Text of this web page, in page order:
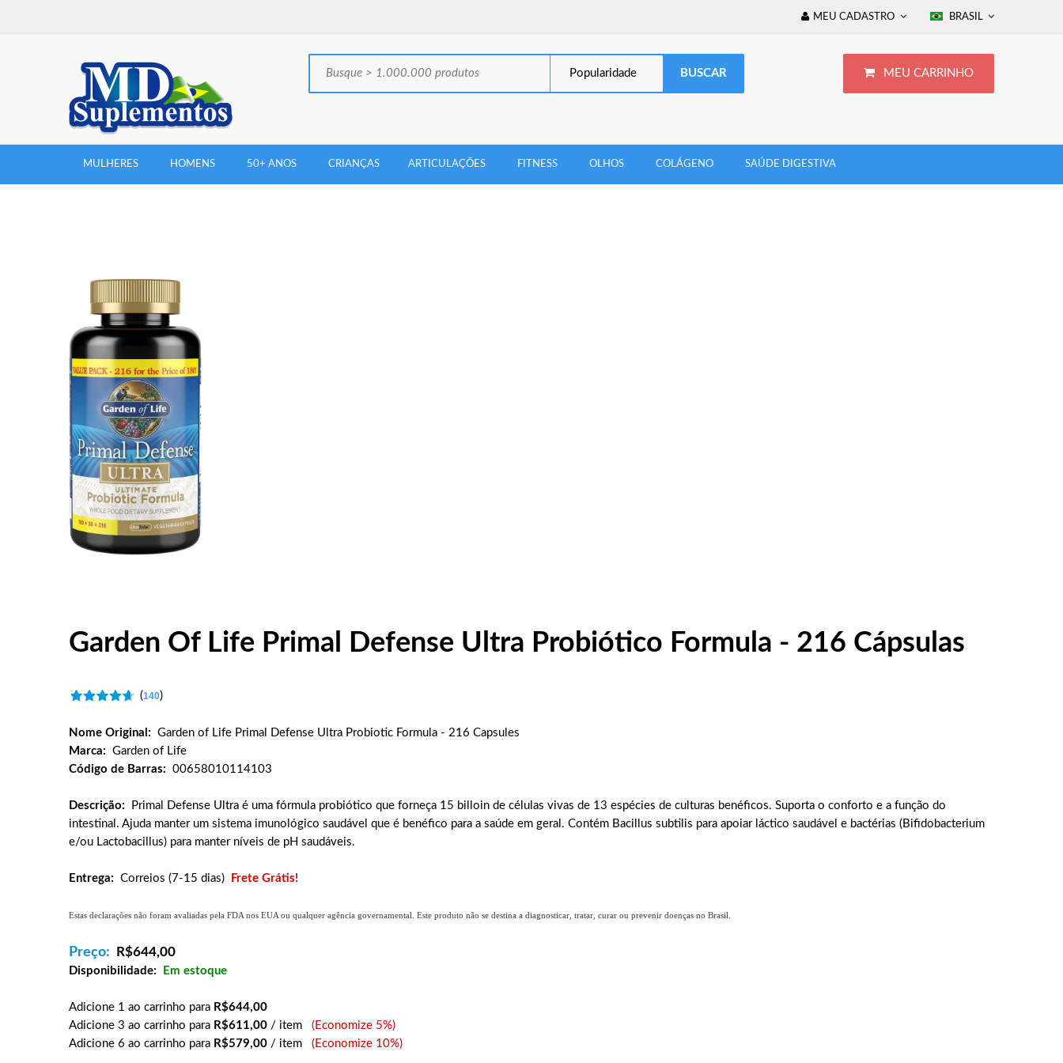
BRASIL
MEU CADASTRO
MEU CARRINHO
Popularidade
MULHERES HOMENS 50+ ANOS CRIANÇAS ARTICULAÇÕES FITNESS OLHOS COLÁGENO SAÚDE DIGESTIVA
Garden Of Life Primal Defense Ultra Probiótico Formula - 216 Cápsulas
(140)
Nome Original: Garden of Life Primal Defense Ultra Probiotic Formula - 216 Capsules
Marca: Garden of Life
Código de Barras: 00658010114103
Descrição:
Primal Defense Ultra é uma fórmula probiótico que forneça 15 billoin de células vivas de 13 espécies de culturas benéficos. Suporta o conforto e a função do
intestinal. Ajuda manter um sistema imunológico saudável que é benéfico para a saúde em geral. Contém Bacillus subtilis para apoiar láctico saudável e bactérias (Bifidobacterium
e/ou Lactobacillus) para manter níveis de pH saudáveis.
Entrega: Correios (7-15 dias) Frete Grátis!
Estas declarações não foram avaliadas pela FDA nos EUA ou qualquer agência governamental. Este produto não se destina a diagnosticar, tratar, curar ou prevenir doenças no Brasil.
Preço: R$644,00
Disponibilidade: Em estoque
Adicione 1 ao carrinho para R$644,00
Adicione 3 ao carrinho para R$611,00 / item (Economize 5%)
Adicione 6 ao carrinho para R$579,00 / item (Economize 10%)